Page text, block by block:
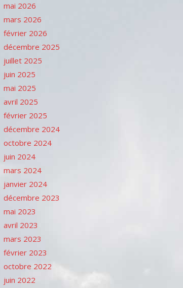
mai 2026
mars 2026
février 2026
décembre 2025
juillet 2025
juin 2025
mai 2025
avril 2025
février 2025
décembre 2024
octobre 2024
juin 2024
mars 2024
janvier 2024
décembre 2023
mai 2023
avril 2023
mars 2023
février 2023
octobre 2022
juin 2022